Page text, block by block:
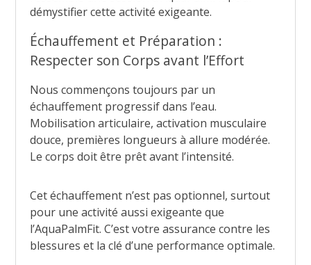
démystifier cette activité exigeante.
Échauffement et Préparation :
Respecter son Corps avant l’Effort
Nous commençons toujours par un
échauffement progressif dans l’eau.
Mobilisation articulaire, activation musculaire
douce, premières longueurs à allure modérée.
Le corps doit être prêt avant l’intensité.
Cet échauffement n’est pas optionnel, surtout
pour une activité aussi exigeante que
l’AquaPalmFit. C’est votre assurance contre les
blessures et la clé d’une performance optimale.